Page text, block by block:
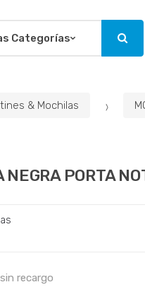
& Mochilas
PORTA
recargo